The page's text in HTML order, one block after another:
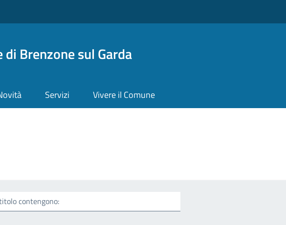
di Brenzone sul Garda
Servizi Vivere il Comune
contengono: